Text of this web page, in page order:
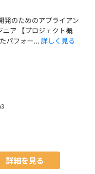
発のためのアプライアン
ア 【プロジェクト概
パフォー... 詳しく見る
詳細を見る